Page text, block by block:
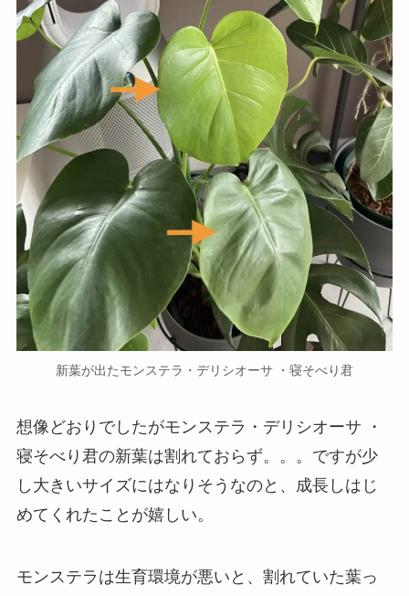
新葉が出たモンステラ・デリシオーサ ・寝そべり君
想像どおりでしたがモンステラ・デリシオーサ ・
寝そべり君の新葉は割れておらず。。。ですが少
し大きいサイズにはなりそうなのと、成長しはじ
めてくれたことが嬉しい。
モンステラは生育環境が悪いと、割れていた葉っ